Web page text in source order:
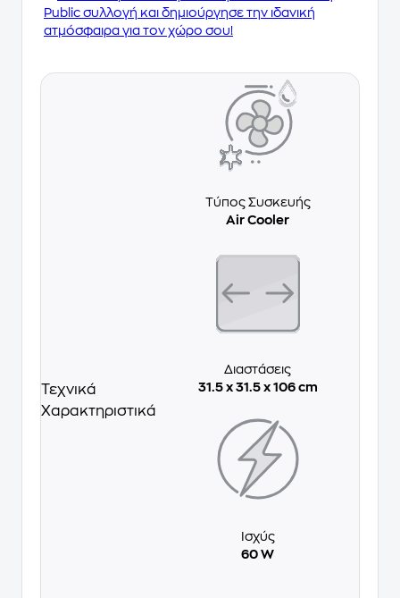
Public συλλογή και δημιούργησε την ιδανική
ατμόσφαιρα για τον χώρο σου!
Τεχνικά
Χαρακτηριστικά
Τύπος Συσκευής
Air Cooler
Διαστάσεις
31.5 x 31.5 x 106 cm
Ισχύς
60 W